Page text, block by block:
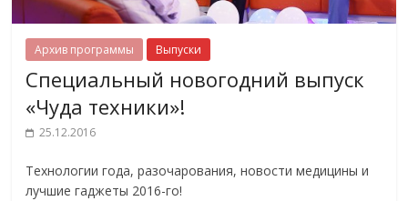
Архив программы Выпуски
Специальный новогодний выпуск
«Чуда техники»!
25.12.2016
Технологии года, разочарования, новости медицины и
лучшие гаджеты 2016-го!